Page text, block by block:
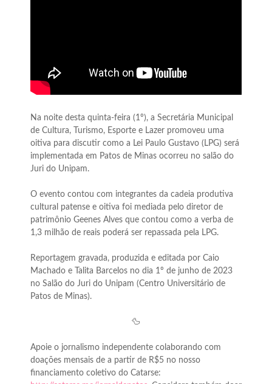
Na noite desta quinta-feira (1º), a Secretária Municipal
de Cultura, Turismo, Esporte e Lazer promoveu uma
oitiva para discutir como a Lei Paulo Gustavo (LPG) será
implementada em Patos de Minas ocorreu no salão do
Juri do Unipam.
O evento contou com integrantes da cadeia produtiva
cultural patense e oitiva foi mediada pelo diretor de
patrimônio Geenes Alves que contou como a verba de
1,3 milhão de reais poderá ser repassada pela LPG.
Reportagem gravada, produzida e editada por Caio
Machado e Talita Barcelos no dia 1º de junho de 2023
no Salão do Juri do Unipam (Centro Universitário de
Patos de Minas).
🦆
Apoie o jornalismo independente colaborando com
doações mensais de a partir de R$5 no nosso
financiamento coletivo do Catarse: